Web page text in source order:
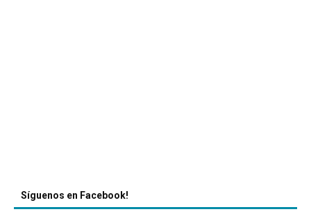
Síguenos en Facebook!